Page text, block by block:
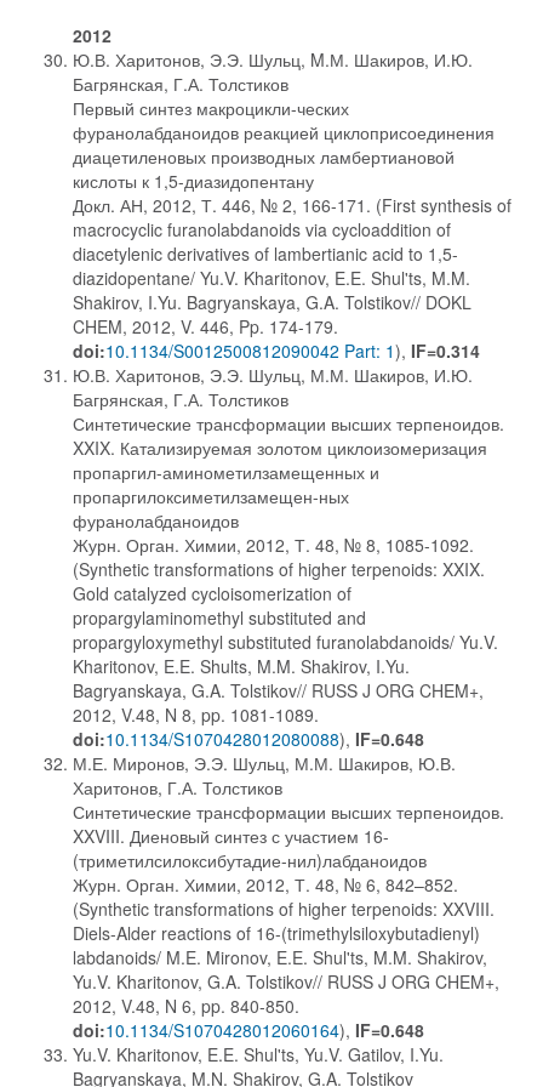
2012
Ю.В. Харитонов, Э.Э. Шульц, M.М. Шакиров, И.Ю.
Багрянская, Г.А. Толстиков
Первый синтез макроцикли-ческих
фуранолабданоидов реакцией циклоприсоединения
диацетиленовых производных ламбертиановой
кислоты к 1,5-диазидопентану
Докл. АН, 2012, Т. 446, № 2, 166-171. (First synthesis of
macrocyclic furanolabdanoids via cycloaddition of
diacetylenic derivatives of lambertianic acid to 1,5-
diazidopentane/ Yu.V. Kharitonov, E.E. Shul'ts, M.M.
Shakirov, I.Yu. Bagryanskaya, G.A. Tolstikov// DOKL
CHEM, 2012, V. 446, Pp. 174-179.
doi:10.1134/S0012500812090042 Part: 1), IF=0.314
Ю.В. Харитонов, Э.Э. Шульц, М.М. Шакиров, И.Ю.
Багрянская, Г.А. Толстиков
Синтетические трансформации высших терпеноидов.
XXIX. Катализируемая золотом циклоизомеризация
пропаргил-аминометилзамещенных и
пропаргилоксиметилзамещен-ных
фуранолабданоидов
Журн. Орган. Химии, 2012, Т. 48, № 8, 1085-1092.
(Synthetic transformations of higher terpenoids: XXIX.
Gold catalyzed cycloisomerization of
propargylaminomethyl substituted and
propargyloxymethyl substituted furanolabdanoids/ Yu.V.
Kharitonov, E.E. Shults, M.M. Shakirov, I.Yu.
Bagryanskaya, G.A. Tolstikov// RUSS J ORG CHEM+,
2012, V.48, N 8, pp. 1081-1089.
doi:10.1134/S1070428012080088), IF=0.648
М.Е. Миронов, Э.Э. Шульц, М.М. Шакиров, Ю.В.
Харитонов, Г.А. Толстиков
Синтетические трансформации высших терпеноидов.
XXVIII. Диеновый синтез с участием 16-
(триметилсилоксибутадие-нил)лабданоидов
Журн. Орган. Химии, 2012, Т. 48, № 6, 842–852.
(Synthetic transformations of higher terpenoids: XXVIII.
Diels-Alder reactions of 16-(trimethylsiloxybutadienyl)
labdanoids/ M.E. Mironov, E.E. Shul'ts, M.M. Shakirov,
Yu.V. Kharitonov, G.A. Tolstikov// RUSS J ORG CHEM+,
2012, V.48, N 6, pp. 840-850.
doi:10.1134/S1070428012060164), IF=0.648
Yu.V. Kharitonov, E.E. Shul'ts, Yu.V. Gatilov, I.Yu.
Bagryanskaya, M.N. Shakirov, G.A. Tolstikov